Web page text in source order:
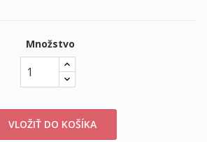
Množstvo
VLOŽIŤ DO KOŠÍKA